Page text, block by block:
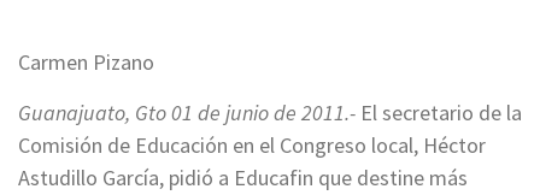
Carmen Pizano
Guanajuato, Gto 01 de junio de 2011.- El secretario de la
Comisión de Educación en el Congreso local, Héctor
Astudillo García, pidió a Educafin que destine más